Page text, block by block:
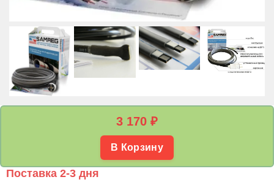
3 170 ₽
В Корзину
Поставка 2-3 дня